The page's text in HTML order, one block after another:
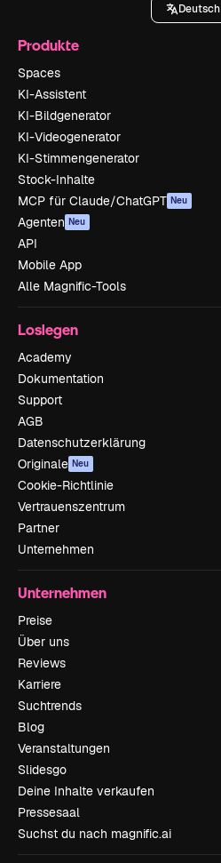
Deutsch
Produkte
Spaces
KI-Assistent
KI-Bildgenerator
KI-Videogenerator
KI-Stimmengenerator
Stock-Inhalte
MCP für Claude/ChatGPT Neu
Agenten Neu
API
Mobile App
Alle Magnific-Tools
Loslegen
Academy
Dokumentation
Support
AGB
Datenschutzerklärung
Originale Neu
Cookie-Richtlinie
Vertrauenszentrum
Partner
Unternehmen
Unternehmen
Preise
Über uns
Reviews
Karriere
Suchtrends
Blog
Veranstaltungen
Slidesgo
Deine Inhalte verkaufen
Pressesaal
Suchst du nach magnific.ai